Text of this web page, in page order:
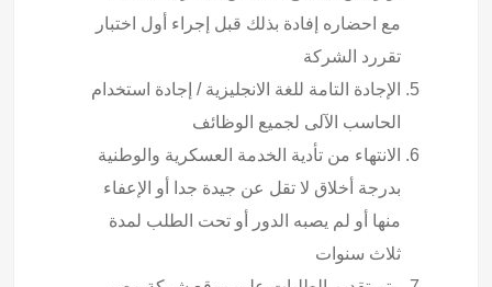
مع احضاره إفادة بذلك قبل إجراء أول اختبار
تقررد الشركة
الإجادة التامة للغة الانجليزية / إجادة استخدام
الحاسب الآلى لجميع الوظائف
الانتهاء من تأدية الخدمة العسكرية والوطنية
بدرجة أخلاق لا تقل عن جيدة جدا أو الإعفاء
منها أو لم يصبه الدور أو تحت الطلب لمدة
ثلاث سنوات